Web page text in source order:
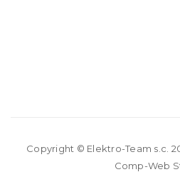
Copyright © Elektro-Team s.c.
Comp-Web